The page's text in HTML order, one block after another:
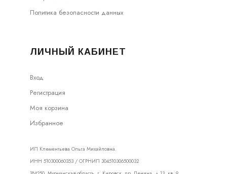
Политика безопасности данных
ЛИЧНЫЙ КАБИНЕТ
Вход
Регистрация
Моя корзина
Избранное
ИП Клементьева Ольга Михайловна.
ИНН 510300060353 / ОГРНИП 304510306500032